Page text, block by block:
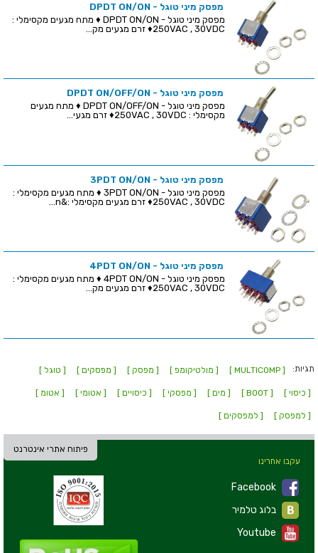
מפסק מיני טוגל - DPDT ON/ON
מפסק מיני טוגל - DPDT ON/ON ♦ מתח מגעים מקסימלי :
250VAC , 30VDC♦ זרם מגעים מק...
מפסק מיני טוגל - DPDT ON/OFF/ON
מפסק מיני טוגל - DPDT ON/OFF/ON ♦ מתח מגעים
מקסימלי : 250VAC , 30VDC♦ זרם מגעי...
מפסק מיני טוגל - 3PDT ON/ON
מפסק מיני טוגל - 3PDT ON/ON ♦ מתח מגעים מקסימלי :
250VAC , 30VDC♦ זרם מגעים מקסימלי :&n...
מפסק מיני טוגל - 4PDT ON/ON
מפסק מיני טוגל - 4PDT ON/ON ♦ מתח מגעים מקסימלי :
250VAC , 30VDC♦ זרם מגעים מק...
תגיות: [ MULTICOMP ] [ מולטיקומפ ] [ מפסק ] [ מפסקים ] [ טוגל ]
[ כיסוי ] [ BOOT ] [ מים ] [ מפסקי ] [ כיסויים ] [ אטומי ] [ אטומ ]
[ למפסק ] [ למפסקים ]
פיתוח אתרי אינטרנט
עקבו אחרינו
Facebook
Youtube